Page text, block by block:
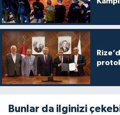
Bunlar da ilginizi
Konya Müftülüğü
Kütahya Müftülüğü
Malatya Müftülüğü